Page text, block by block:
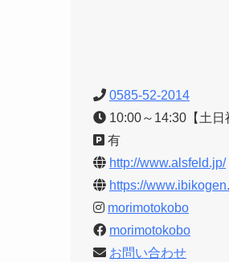
0585-52-2014
10:00～14:30【土
有
http://www.alsfeld.jp/
https://
morimotokobo
morimotokobo
お問い合わせ